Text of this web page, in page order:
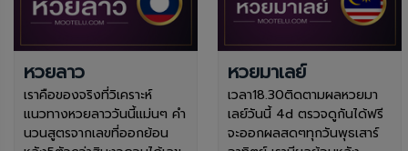
หวยลาว
เราคือของจริงที่วิเคราะห์
แนวทางหวยลาววันนี้แม่นๆ คำ
นวนสูตรจากเลขที่ออกย้อน
หวยมาเลย์
เวลา18.30ติดตามผลหวยมา
เลย์วันนี้ 4d ตรวจดูกันได้ฟรี
จะออกผลสดๆทุกวันพุธเสาร์